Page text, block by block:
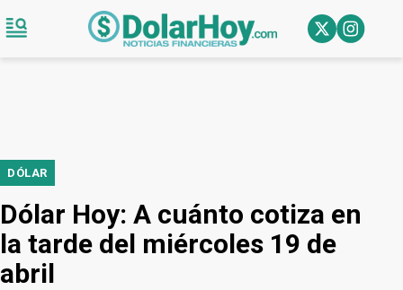
DÓLAR
Dólar Hoy: A cuánto cotiza en
la tarde del miércoles 19 de
abril